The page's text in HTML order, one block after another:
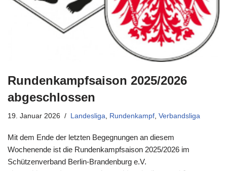
Rundenkampfsaison 2025/2026
abgeschlossen
19. Januar 2026 Landesliga Rundenkampf Verbandsliga
Mit dem Ende der letzten Begegnungen an diesem
Wochenende ist die Rundenkampfsaison 2025/2026 im
Schützenverband Berlin-Brandenburg e.V.